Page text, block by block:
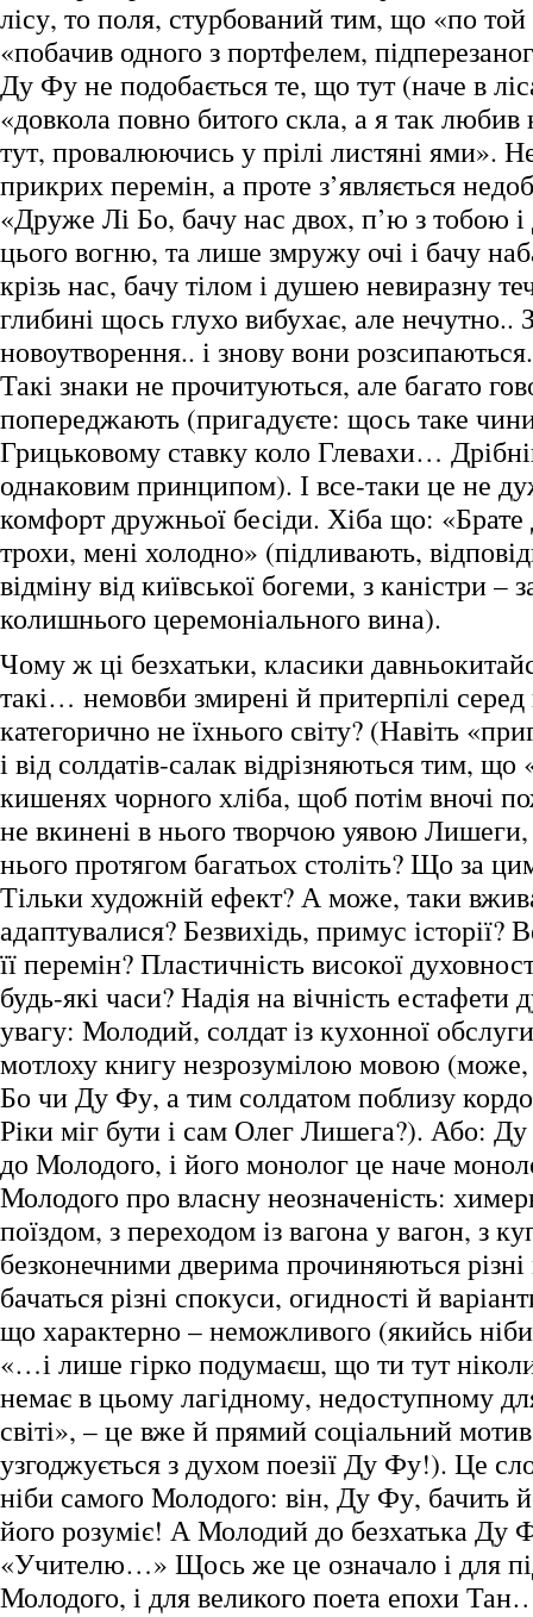
лісу, то поля, стурбований тим, що «по той
«побачив одного з портфелем,
Ду Фу не подобається те, що тут (наче в
«довкола повно битого скла, а я так любив
тут, провалюючись у прілі листяні ями».
прикрих перемін, а проте з’являється
«Друже Лі Бо, бачу нас двох, п’ю з тобою
цього вогню, та лише змружу очі і бачу
крізь нас, бачу тілом і душею невиразну
глибині щось глухо вибухає, але нечутно..
новоутворення.. і знову вони
Такі знаки не прочитуються, але багато
попереджають (пригадуєте: щось таке
Грицьковому ставку коло Глевахи…
однаковим принципом). І все-таки це не
комфорт дружньої бесіди. Хіба що:
трохи, мені холодно» (підливають,
відміну від київської богеми, з каністри –
колишнього церемоніального вина).
Чому ж ці безхатьки, класики
такі… немовби змирені й притерпілі серед
категорично не їхнього світу? (Навіть
і від солдатів-салак відрізняються тим,
кишенях чорного хліба, щоб потім вночі
не вкинені в нього творчою уявою
нього протягом багатьох століть? Що за
Тільки художній ефект? А може, таки
адаптувалися? Безвихідь, примус історії?
її перемін? Пластичність високої
будь-які часи? Надія на вічність естафети
увагу: Молодий, солдат із кухонної
мотлоху книгу незрозумілою мовою (може,
Бо чи Ду Фу, а тим солдатом поблизу
Ріки міг бути і сам Олег Лишега?). Або: Ду
до Молодого, і його монолог це наче
Молодого про власну неозначеність:
поїздом, з переходом із вагона у вагон, з
безконечними дверима прочиняються різні
бачаться різні спокуси, огидності й
що характерно – неможливого (якийсь
«…і лише гірко подумаєш, що ти тут
немає в цьому лагідному, недоступному
світі», – це вже й прямий соціальний
узгоджується з духом поезії Ду Фу!). Це
ніби самого Молодого: він, Ду Фу, бачить
його розуміє! А Молодий до безхатька Ду
«Учителю…» Щось же це означало і для
Молодого, і для великого поета епохи